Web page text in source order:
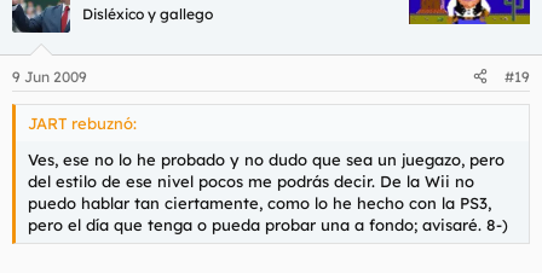
Disléxico y gallego
9 Jun 2009 #19
JART rebuznó:
Ves, ese no lo he probado y no dudo que sea un juegazo, pero
del estilo de ese nivel pocos me podrás decir. De la Wii no
puedo hablar tan ciertamente, como lo he hecho con la PS3,
pero el día que tenga o pueda probar una a fondo; avisaré. 8-)